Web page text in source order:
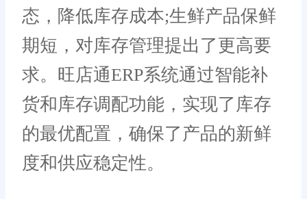
态，降低库存成本;生鲜产品保鲜
期短，对库存管理提出了更高要
求。旺店通ERP系统通过智能补
货和库存调配功能，实现了库存
的最优配置，确保了产品的新鲜
度和供应稳定性。